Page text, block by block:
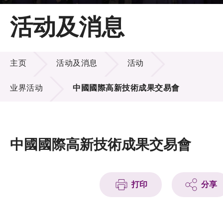
主页
关于LSCM
技术商品化
项目及资助计划
活动及消息
活动及消息
活动及消息
主页 活动及消息 活动
业界活动 中國國際高新技術成果交易會
中國國際高新技術成果交易會
打印 分享